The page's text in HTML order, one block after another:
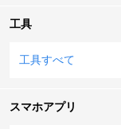
工具
工具すべて
スマホアプリ